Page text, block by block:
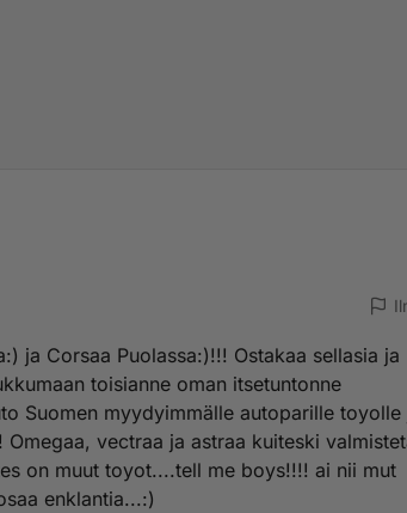
ja Corsaa Puolassa:)!!! Ostakaa sellasia ja
toisianne oman itsetuntonne
Suomen myydyimmälle autoparille toyolle
vectraa ja astraa kuiteski
on muut toyot....tell me boys!!!! ai nii mut
enklantia...:)